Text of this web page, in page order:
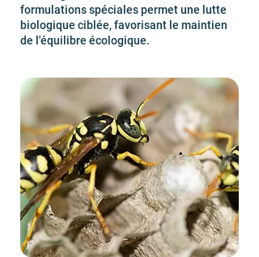
formulations spéciales permet une lutte
biologique ciblée, favorisant le maintien
de l'équilibre écologique.